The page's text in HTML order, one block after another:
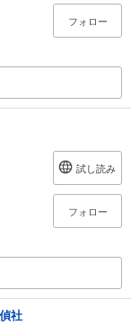
フォロー
試し読み
フォロー
社